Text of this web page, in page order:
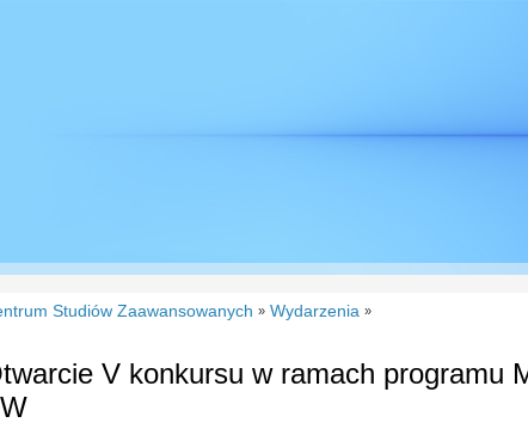
Studiów Zaawansowanych » Wydarzenia »
V konkursu w ramach programu